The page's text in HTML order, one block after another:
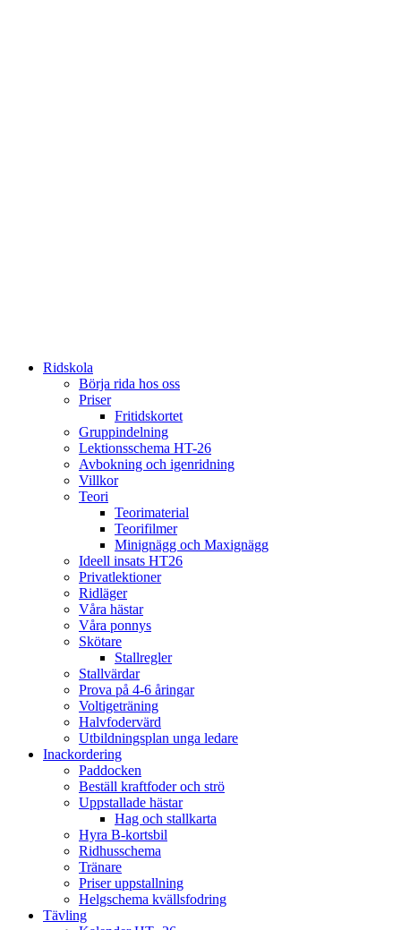
Ridskola
Börja rida hos oss
Priser
Fritidskortet
Gruppindelning
Lektionsschema HT-26
Avbokning och igenridning
Villkor
Teori
Teorimaterial
Teorifilmer
Minignägg och Maxignägg
Ideell insats HT26
Privatlektioner
Ridläger
Våra hästar
Våra ponnys
Skötare
Stallregler
Stallvärdar
Prova på 4-6 åringar
Voltigeträning
Halvfodervärd
Utbildningsplan unga ledare
Inackordering
Paddocken
Beställ kraftfoder och strö
Uppstallade hästar
Hag och stallkarta
Hyra B-kortsbil
Ridhusschema
Tränare
Priser uppstallning
Helgschema kvällsfodring
Tävling